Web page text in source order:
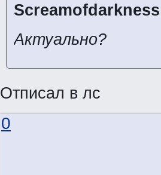
Актуально?
Отписал в лс
0